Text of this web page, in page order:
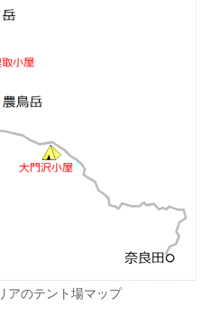
アのテント場マップ